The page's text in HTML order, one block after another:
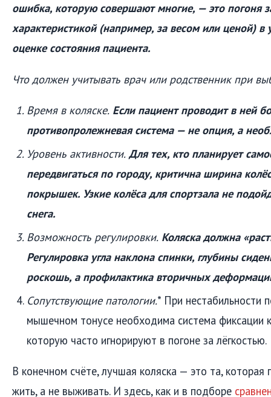
ошибка, которую совершают многие, — это погоня
характеристикой (например, за весом или ценой)
оценке состояния пациента.
Что должен учитывать врач или родственник при
Время в коляске. Если пациент проводит в ней
противопролежневая система — не опция, а
Уровень активности. Для тех, кто планирует
передвигаться по городу, критична ширина
покрышек. Узкие колёса для спортзала не
снега.
Возможность регулировки. Коляска должна
Регулировка угла наклона спинки, глубины
роскошь, а профилактика вторичных
Сопутствующие патологии.* При нестабильности
мышечном тонусе необходима система фиксации
которую часто игнорируют в погоне за лёгкостью.
В конечном счёте, лучшая коляска — это та, которая
жить, а не выживать. И здесь, как и в подборе